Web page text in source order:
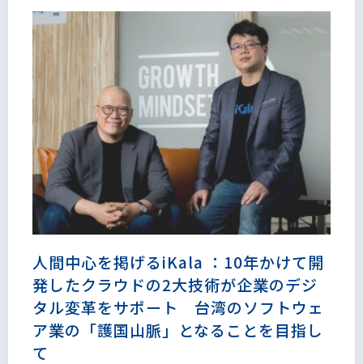
人間中心を掲げるiKala ：10年かけて開
発したクラウドの2大技術が企業のデジ
タル変革をサポート 台湾のソフトウェ
ア業の「護国山脈」となることを目指し
て